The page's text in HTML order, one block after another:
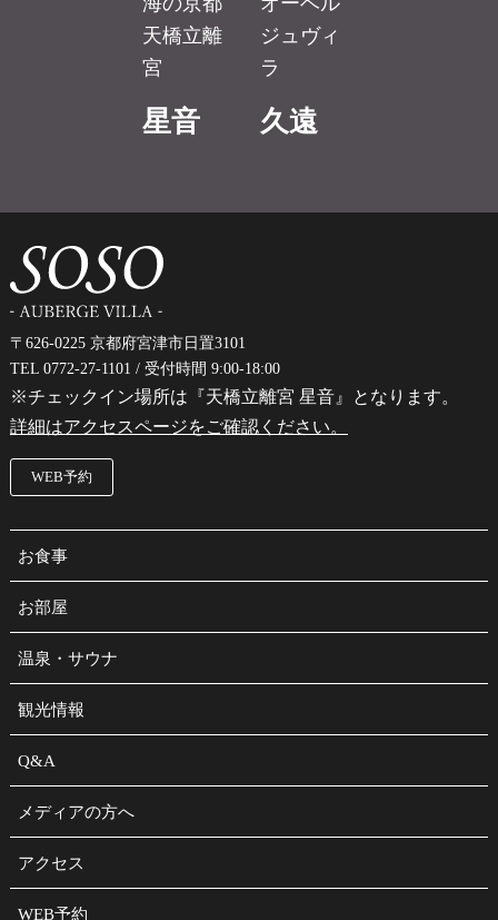
天橋立離
宮
星音
ジュヴィ
ラ
久遠
〒626-0225 京都府宮津市日置3101
TEL 0772-27-1101 / 受付時間 9:00-18:00
※チェックイン場所は『天橋立離宮 星音』となります。
詳細はアクセスページをご確認ください。
WEB予約
お食事
お部屋
温泉・サウナ
観光情報
Q&A
メディアの方へ
アクセス
WEB予約